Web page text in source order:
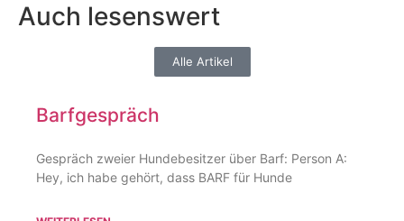
Auch lesenswert
Alle Artikel
Barfgespräch
Gespräch zweier Hundebesitzer über Barf: Person A:
Hey, ich habe gehört, dass BARF für Hunde